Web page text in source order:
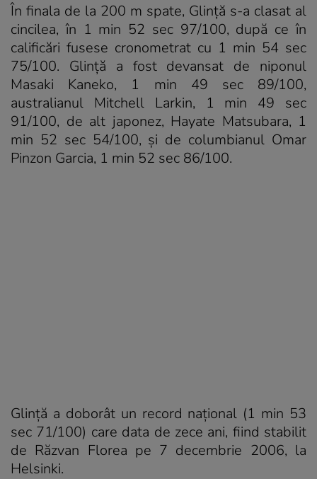
În finala de la 200 m spate, Glință s-a clasat al
cincilea, în 1 min 52 sec 97/100, după ce în
calificări fusese cronometrat cu 1 min 54 sec
75/100. Glință a fost devansat de niponul
Masaki Kaneko, 1 min 49 sec 89/100,
australianul Mitchell Larkin, 1 min 49 sec
91/100, de alt japonez, Hayate Matsubara, 1
min 52 sec 54/100, și de columbianul Omar
Pinzon Garcia, 1 min 52 sec 86/100.
Glință a doborât un record național (1 min 53
sec 71/100) care data de zece ani, fiind stabilit
de Răzvan Florea pe 7 decembrie 2006, la
Helsinki.